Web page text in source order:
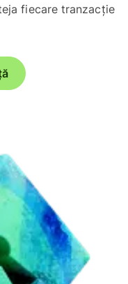
fiecare tranzacție